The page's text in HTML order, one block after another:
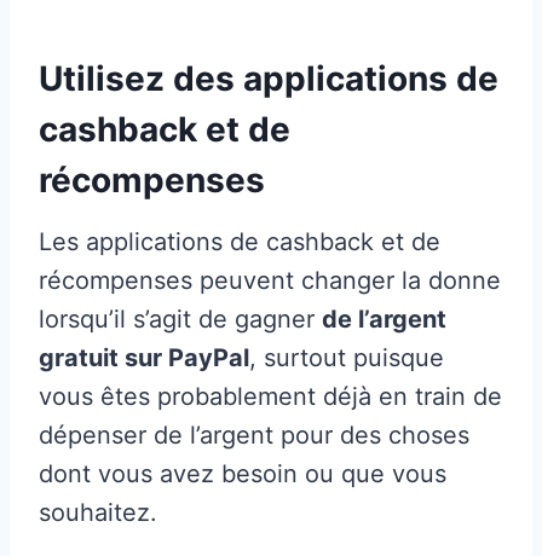
Utilisez des applications de
cashback et de
récompenses
Les applications de cashback et de
récompenses peuvent changer la donne
lorsqu’il s’agit de gagner de l’argent
gratuit sur PayPal, surtout puisque
vous êtes probablement déjà en train de
dépenser de l’argent pour des choses
dont vous avez besoin ou que vous
souhaitez.